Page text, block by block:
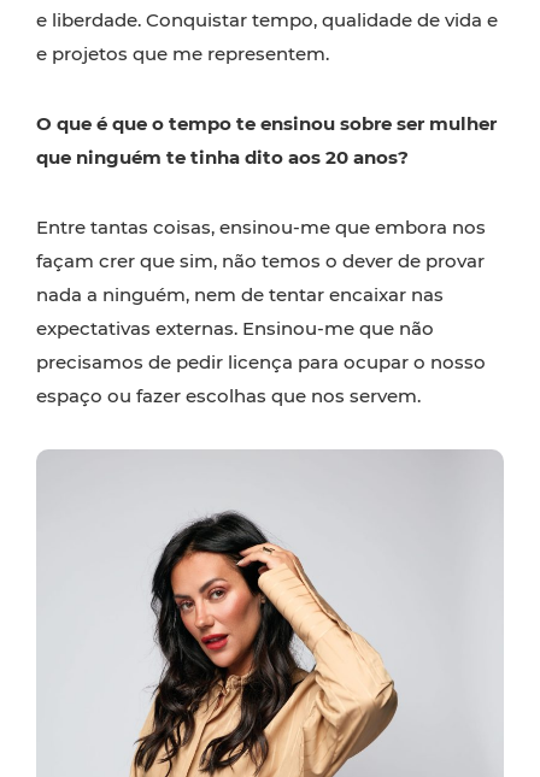
e liberdade. Conquistar tempo, qualidade de vida e
e projetos que me representem.
O que é que o tempo te ensinou sobre ser mulher
que ninguém te tinha dito aos 20 anos?
Entre tantas coisas, ensinou-me que embora nos
façam crer que sim, não temos o dever de provar
nada a ninguém, nem de tentar encaixar nas
expectativas externas. Ensinou-me que não
precisamos de pedir licença para ocupar o nosso
espaço ou fazer escolhas que nos servem.